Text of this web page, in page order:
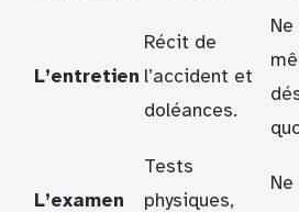
L’entretien
Récit de
l’accident et
doléances.
L’examen
Tests
physiques,